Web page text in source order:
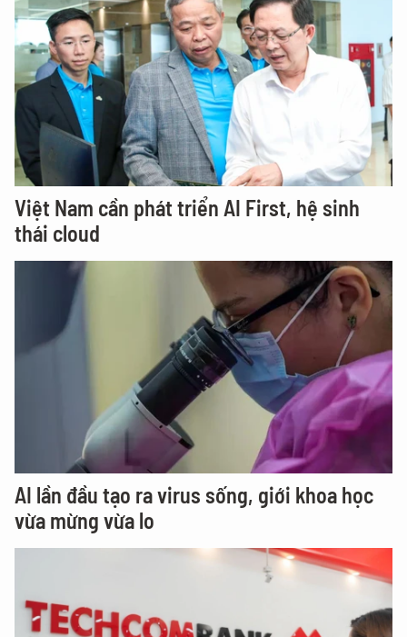
Việt Nam cần phát triển AI First, hệ sinh
thái cloud
AI lần đầu tạo ra virus sống, giới khoa học
vừa mừng vừa lo